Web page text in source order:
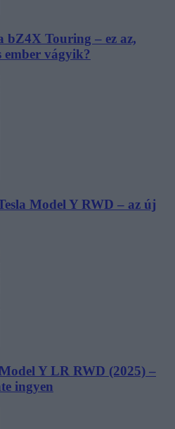
bZ4X Touring – ez az,
ember vágyik?
Model Y RWD – az új
Y LR RWD (2025) –
ingyen